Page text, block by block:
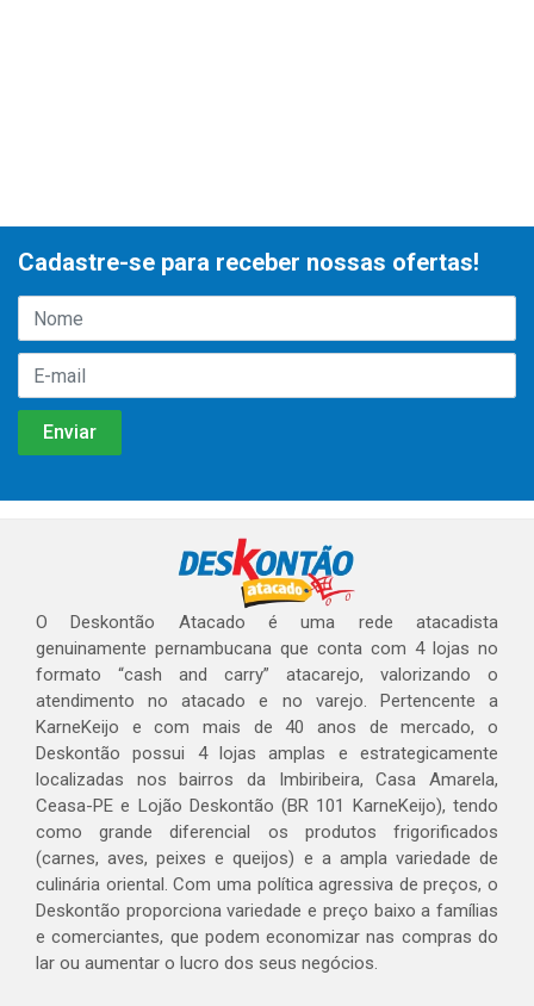
Cadastre-se para receber nossas ofertas!
O Deskontão Atacado é uma rede atacadista
genuinamente pernambucana que conta com 4 lojas no
formato “cash and carry” atacarejo, valorizando o
atendimento no atacado e no varejo. Pertencente a
KarneKeijo e com mais de 40 anos de mercado, o
Deskontão possui 4 lojas amplas e estrategicamente
localizadas nos bairros da Imbiribeira, Casa Amarela,
Ceasa-PE e Lojão Deskontão (BR 101 KarneKeijo), tendo
como grande diferencial os produtos frigorificados
(carnes, aves, peixes e queijos) e a ampla variedade de
culinária oriental. Com uma política agressiva de preços, o
Deskontão proporciona variedade e preço baixo a famílias
e comerciantes, que podem economizar nas compras do
lar ou aumentar o lucro dos seus negócios.